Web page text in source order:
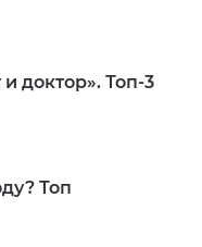
доктор». Топ-3
Топ